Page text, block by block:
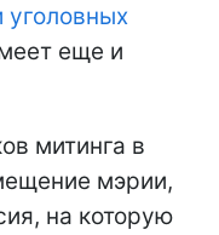
уголовных
еще и
митинга в
мэрии,
на которую